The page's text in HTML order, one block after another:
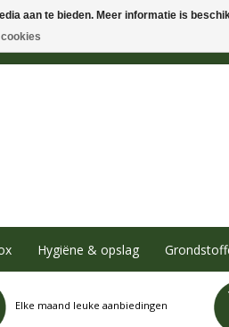
Hygiëne & opslag
Elke maand leuke aanbiedingen
aan te bieden. Meer informatie is
cookies